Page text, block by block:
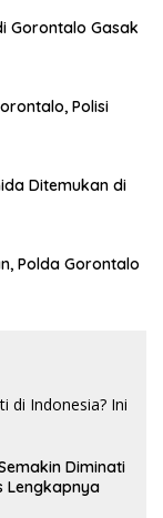
Gorontalo Gasak
Polisi
Ditemukan di
Polda Gorontalo
Diminati
Lengkapnya